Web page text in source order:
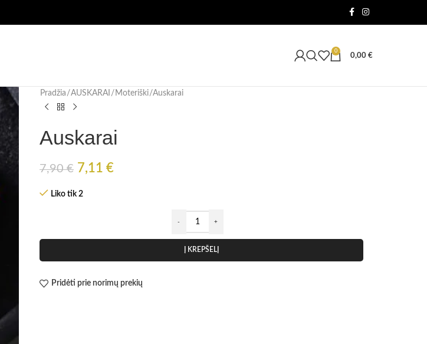
0
0,00 €
Pradžia AUSKARAI Moteriški Auskarai
Auskarai
7,90€ 7,11 €
Liko tik 2
Į KREPŠELĮ
Pridėti prie norimų prekių